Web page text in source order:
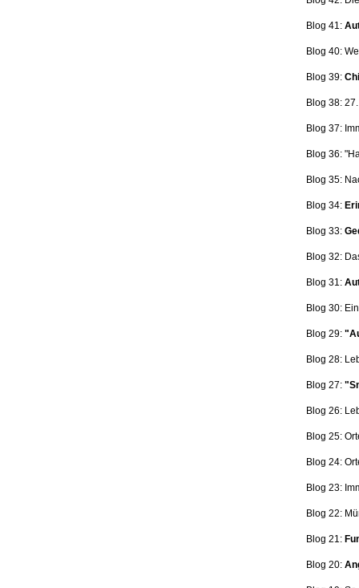
Blog 41:
Blog 40:
Blog 39:
Blog 38:
Blog 37:
Blog 36:
Blog 35:
Blog 34:
Blog 33:
Blog 32:
Blog 31:
Blog 30: Ein
Blog 29:
Blog 28:
Blog 27:
Blog 26:
Blog 25:
Blog 24:
Blog 23:
Blog 22:
Blog 21:
Blog 20: